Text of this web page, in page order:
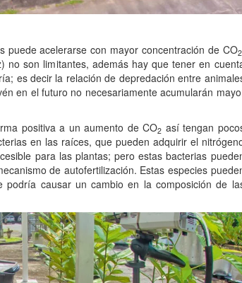
puede acelerarse con mayor concentración de CO2
no son limitantes, además hay que tener en
es decir la relación de depredación entre
en el futuro no necesariamente acumularán
positiva a un aumento de CO2 así tengan
en las raíces, que pueden adquirir el
para las plantas; pero estas bacterias
de autofertilización. Estas especies
podría causar un cambio en la composición de